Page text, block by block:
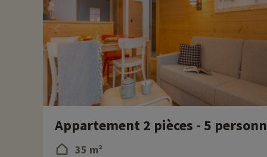
Appartement 2 pièces - 5
35 m²